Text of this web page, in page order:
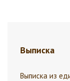
Выписка
Выписка из